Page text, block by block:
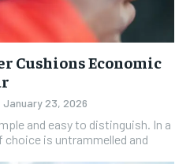
Cushions Economic
January 23, 2026
and easy to distinguish. In a
is untrammelled and